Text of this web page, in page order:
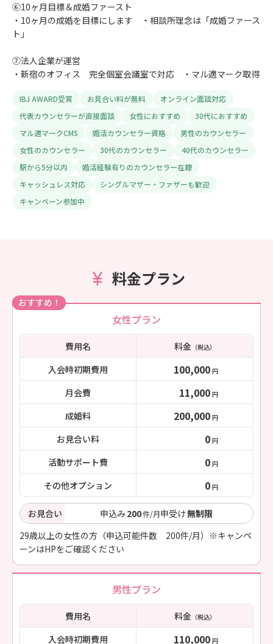
⑥10ヶ月目標＆成婚ファースト
・10ヶ月の成婚を目標にします ・相談所理念は「成婚ファース
ト」
⑦法人企業が運営
・新宿のオフィス 完全個室会議室で対応 ・マル適マーク取得
IBJ AWARD受賞 お見合い料が無料
オンライン面談対応
代表カウンセラーが直接面談
女性におすすめ
30代におすすめ
マル適マークCMS
婚活カウンセラー資格
男性のカウンセラー
女性のカウンセラー
30代のカウンセラー
40代のカウンセラー
駅から5分以内
婚活経験有りのカウンセラー在籍
キャッシュレス対応
シングルマザー・ファザーも歓迎
キャンペーン参加中
料金プラン
おすすめ！
女性プラン
費用名 料金（税込）
入会時初期費用 100,000 円
月会費 11,000 円
成婚料 200,000 円
お見合い料 0 円
活動サポート費 0 円
その他オプション 0 円
お見合い 申込み200件/月申受け無制限
29歳以上の女性の方（申込可能件数 200件/月）※キャンペ
ーンはHPをご確認ください
男性プラン
費用名 料金（税込）
入会時初期費用 110,000 円